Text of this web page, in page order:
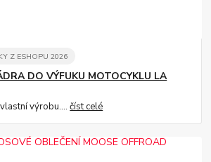
Z ESHOPU 2026
DO VÝFUKU MOTOCYKLU LA
výrobu....číst celé